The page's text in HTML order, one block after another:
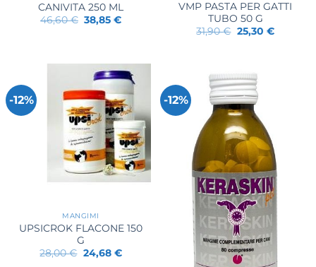
CANIVITA 250 ML
46,60€ Il
prezzo
38,85€Il
VMP PASTA PER GATTI
TUBO 50 G
31,90€ Il
prezzo
25,30 €Il
-12%
MANGIMI
UPSICROK FLACONE 150
G
28,00€ Il
prezzo
24,68 €Il
-12%